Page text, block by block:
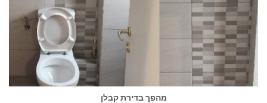
מהפך בדירת קבלן